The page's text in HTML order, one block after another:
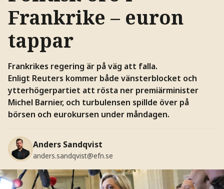
Frankrike – euron
tappar
Frankrikes regering är på väg att falla.
Enligt Reuters kommer både vänsterblocket och
ytterhögerpartiet att rösta ner premiärminister
Michel Barnier, och turbulensen spillde över på
börsen och eurokursen under måndagen.
Anders Sandqvist
anders.sandqvist@efn.se